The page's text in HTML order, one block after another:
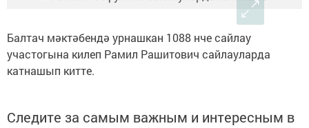
Балтач мәктәбендә урнашкан 1088 нче сайлау
участогына килеп Рамил Рашитович сайлауларда
катнашып китте.
Следите за самым важным и интересным в